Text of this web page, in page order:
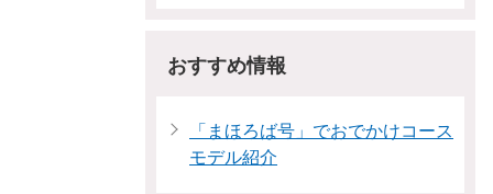
おすすめ情報
「まほろば号」でおでかけコース
モデル紹介